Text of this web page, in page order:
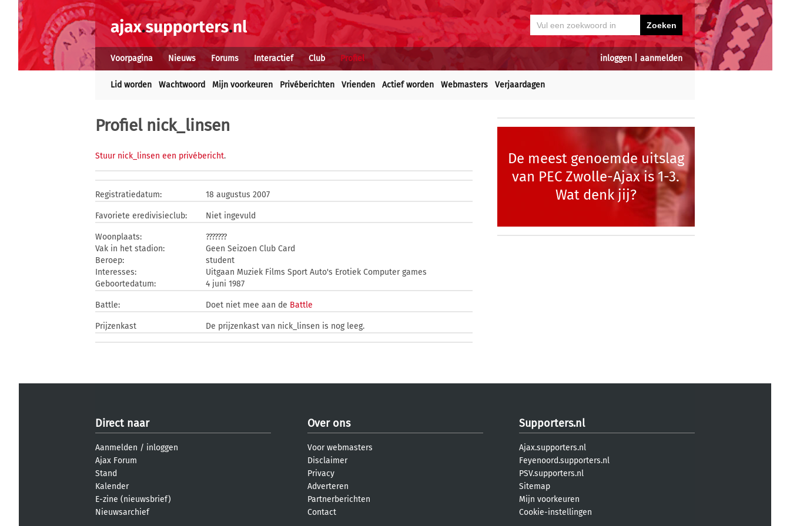
inloggen aanmelden
Voorpagina Nieuws Forums Interactief Club Profiel
Lid worden Wachtwoord Mijn voorkeuren Privéberichten Vrienden Actief worden Webmasters Verjaardagen
Profiel nick_linsen
Stuur nick_linsen een privébericht.
Registratiedatum: 18 augustus 2007
Favoriete eredivisieclub: Niet ingevuld
Woonplaats:
???????
Vak in het stadion:
Geen Seizoen Club Card
Beroep:
student
Interesses:
Uitgaan Muziek Films Sport Auto's Erotiek Computer games
Geboortedatum:
4 juni 1987
Battle: Doet niet mee aan de Battle
Prijzenkast De prijzenkast van nick_linsen is nog leeg.
De meest genoemde uitslag
van PEC Zwolle-Ajax is 1-3.
Wat denk jij?
Direct naar
Aanmelden / inloggen
Ajax Forum
Stand
Kalender
E-zine (nieuwsbrief)
Nieuwsarchief
Over ons
Voor webmasters
Disclaimer
Privacy
Adverteren
Partnerberichten
Contact
Supporters.nl
Ajax.supporters.nl
Feyenoord.supporters.nl
PSV.supporters.nl
Sitemap
Mijn voorkeuren
Cookie-instellingen